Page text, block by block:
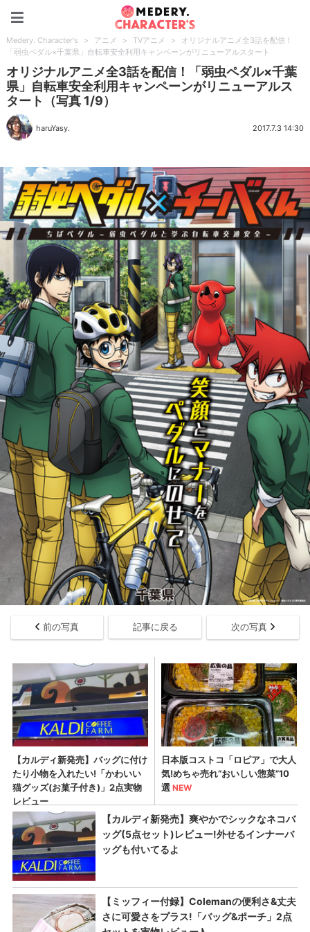
Medery. Character's > アニメ > TVアニメ >
オリジナルアニメ全3話を配信！
「弱虫ペダル×千葉県」自転車安全利用キャンペーンがリニューアルスタート
オリジナルアニメ全3話を配信！「弱虫ペダル×千葉
県」自転車安全利用キャンペーンがリニューアルス
タート（写真 1/9）
haruYasy. 2017.7.3 14:30
前の写真 記事に戻る 次の写真